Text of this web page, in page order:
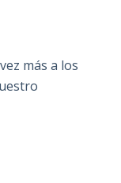
más a los